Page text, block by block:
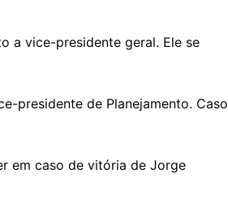
a vice-presidente geral. Ele se
presidente de Planejamento. Caso
em caso de vitória de Jorge